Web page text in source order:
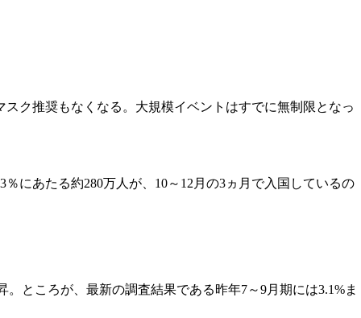
ク推奨もなくなる。大規模イベントはすでに無制限となっ
にあたる約280万人が、10～12月の3ヵ月で入国しているの
ところが、最新の調査結果である昨年7～9月期には3.1%ま